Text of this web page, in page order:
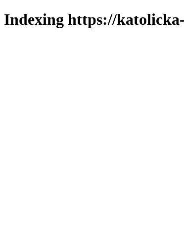
Indexing https://